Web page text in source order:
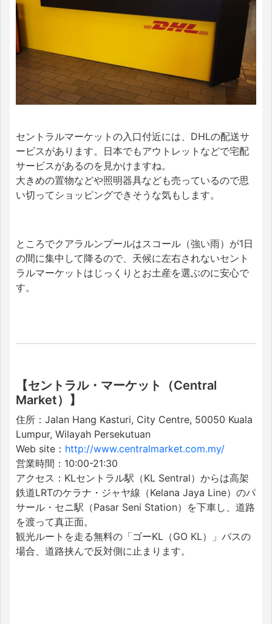
セントラルマーケットの入口付近には、DHLの配送サ
ービスがあります。日本でもアウトレットなどで宅配
サービスがあるのを見かけますね。
大きめの置物などや照明器具なども売っているので思
い切ってショッピングできそうな気もします。
ところでクアラルンプールはスコール（強い雨）が1日
の間に集中して降るので、天候に左右されないセント
ラルマーケットはじっくりとお土産を選ぶのに安心で
す。
【セントラル・マーケット（Central
Market）】
住所：Jalan Hang Kasturi, City Centre, 50050 Kuala
Lumpur, Wilayah Persekutuan
Web site： http://www.centralmarket.com.my/
営業時間：10:00-21:30
アクセス：KLセントラル駅（KL Sentral）からは高架
鉄道LRTのケラナ・ジャヤ線（Kelana Jaya Line）のパ
サール・セニ駅（Pasar Seni Station）を下車し、道路
を渡って真正面。
観光ルートを走る無料の「ゴーKL（GO KL）」バスの
場合、道路挟んで反対側に止まります。